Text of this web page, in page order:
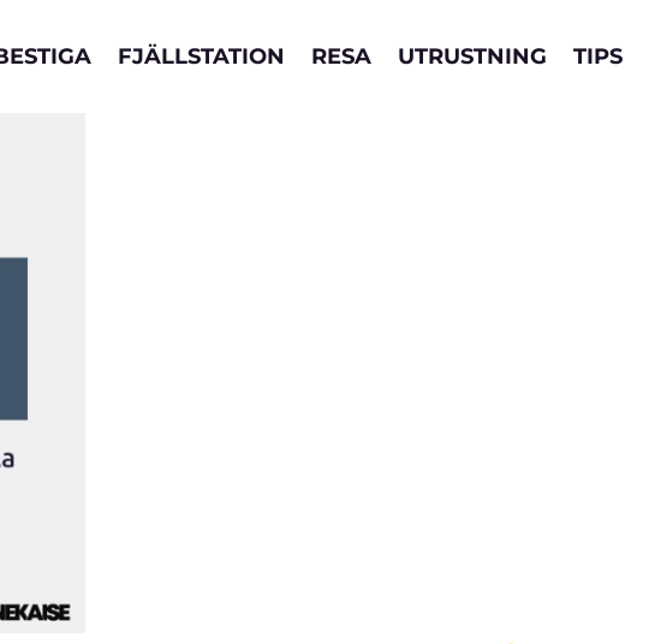
FJÄLLSTATION RESA UTRUSTNING TIPS